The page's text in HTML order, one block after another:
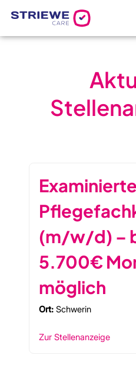
Inhalt
Examinierte
(m/w/d) –
5.700€
möglich
Ort: Schwerin
Zur Stellenanzeige